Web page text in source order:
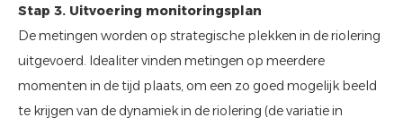
Stap 3. Uitvoering monitoringsplan
De metingen worden op strategische plekken in de riolering
uitgevoerd. Idealiter vinden metingen op meerdere
momenten in de tijd plaats, om een zo goed mogelijk beeld
te krijgen van de dynamiek in de riolering (de variatie in